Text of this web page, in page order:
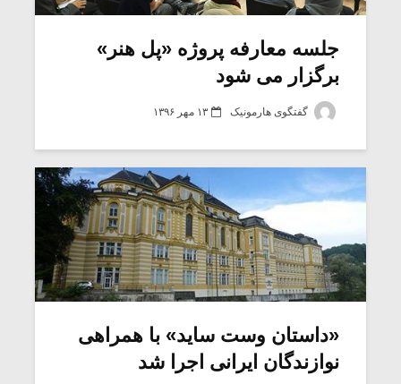
جلسه معارفه پروژه «پل هنر»
برگزار می شود
گفتگوی هارمونیک ۱۳ مهر ۱۳۹۶
«داستان وست ساید» با همراهی
نوازندگان ایرانی اجرا شد